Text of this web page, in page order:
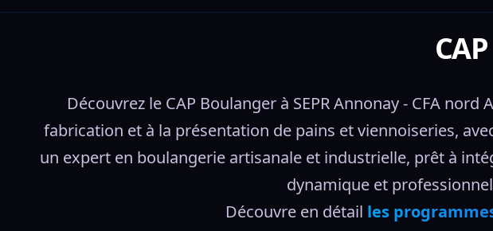
Découvrez le CAP Boulanger à SEPR Annonay - CFA
fabrication et à la présentation de pains et viennoiseries,
un expert en boulangerie artisanale et industrielle, prêt à
dynamique et
Découvre en détail les